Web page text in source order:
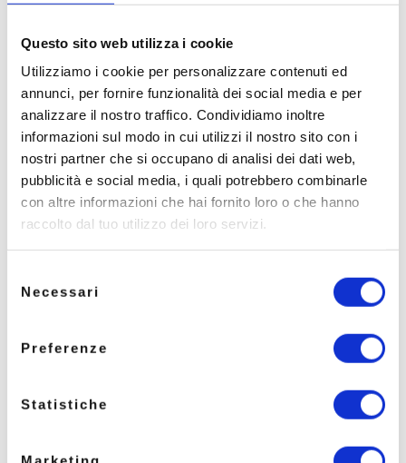
Questo sito web utilizza i cookie
Utilizziamo i cookie per personalizzare contenuti ed
annunci, per fornire funzionalità dei social media e per
analizzare il nostro traffico. Condividiamo inoltre
informazioni sul modo in cui utilizzi il nostro sito con i
nostri partner che si occupano di analisi dei dati web,
pubblicità e social media, i quali potrebbero combinarle
con altre informazioni che hai fornito loro o che hanno
raccolto dal tuo utilizzo dei loro servizi.
delNecessari
Preferenze
Statistiche